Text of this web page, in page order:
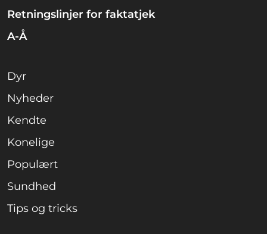
Retningslinjer for faktatjek
A-Å
Dyr
Nyheder
Kendte
Konelige
Populært
Sundhed
Tips og tricks